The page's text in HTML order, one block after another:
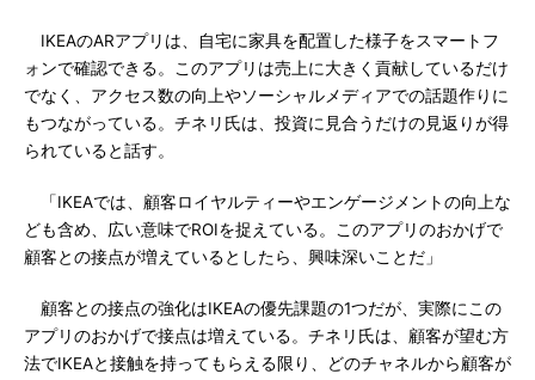
IKEAのARアプリは、自宅に家具を配置した様子をスマートフ
ォンで確認できる。このアプリは売上に大きく貢献しているだけ
でなく、アクセス数の向上やソーシャルメディアでの話題作りに
もつながっている。チネリ氏は、投資に見合うだけの見返りが得
られていると話す。
「IKEAでは、顧客ロイヤルティーやエンゲージメントの向上な
ども含め、広い意味でROIを捉えている。このアプリのおかげで
顧客との接点が増えているとしたら、興味深いことだ」
顧客との接点の強化はIKEAの優先課題の1つだが、実際にこの
アプリのおかげで接点は増えている。チネリ氏は、顧客が望む方
法でIKEAと接触を持ってもらえる限り、どのチャネルから顧客が